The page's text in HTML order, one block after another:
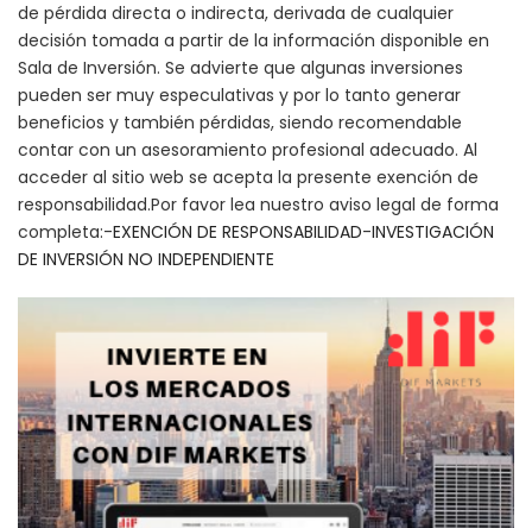
de pérdida directa o indirecta, derivada de cualquier
decisión tomada a partir de la información disponible en
Sala de Inversión. Se advierte que algunas inversiones
pueden ser muy especulativas y por lo tanto generar
beneficios y también pérdidas, siendo recomendable
contar con un asesoramiento profesional adecuado. Al
acceder al sitio web se acepta la presente exención de
responsabilidad.Por favor lea nuestro aviso legal de forma
completa:-EXENCIÓN DE RESPONSABILIDAD-INVESTIGACIÓN
DE INVERSIÓN NO INDEPENDIENTE